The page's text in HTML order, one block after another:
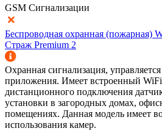
GSM Сигнализации
Беспроводная охранная (пожарная)
Страж Premium 2
Охранная сигнализация,
приложения. Имеет встроенный
дистанционного подключения
установки в загородных домах,
помещениях. Данная модель имеет
использования камер.